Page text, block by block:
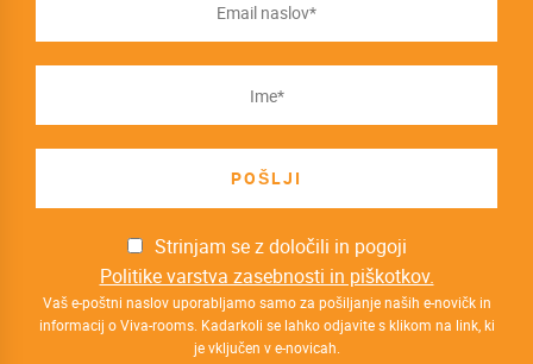
Strinjam se z določili in pogoji
Politike varstva zasebnosti in piškotkov.
Vaš e-poštni naslov uporabljamo samo za pošiljanje naših e-novičk in
informacij o Viva-rooms. Kadarkoli se lahko odjavite s klikom na link, ki
je vključen v e-novicah.